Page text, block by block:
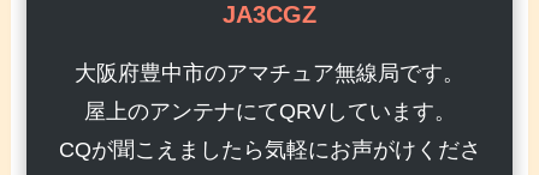
JA3CGZ
大阪府豊中市のアマチュア無線局です。
屋上のアンテナにてQRVしています。
CQが聞こえましたら気軽にお声がけくださ